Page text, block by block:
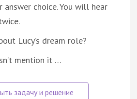
choice. You will hear
Lucy’s dream role?
mention it …